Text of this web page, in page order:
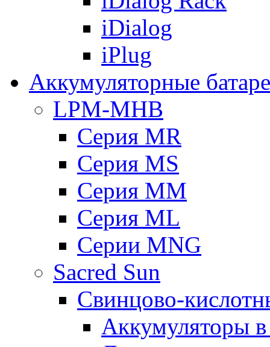
iDialog
iPlug
Аккумуляторные
LPM-MHB
Серия MR
Серия MS
Серия MM
Серия ML
Серии MNG
Sacred Sun
Свинцово-
Аккумуляторы